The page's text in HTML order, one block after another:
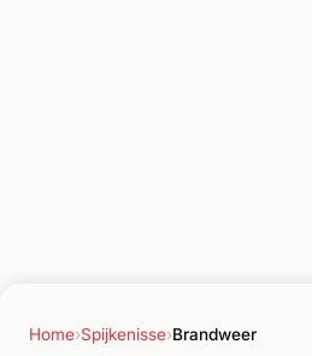
Home›Spijkenisse›Brandweer